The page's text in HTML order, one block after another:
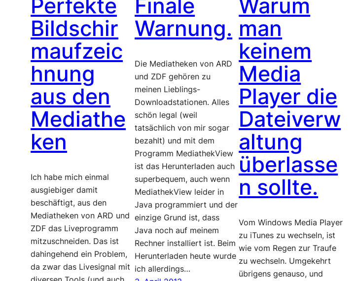
Perfekte
Bildschir
maufzeic
hnung
aus den
Mediathe
ken
Ich habe mich einmal
ausgiebiger damit
beschäftigt, aus den
Mediatheken von ARD und
ZDF das Liveprogramm
mitzuschneiden. Das ist
dahingehend ein Problem,
da zwar das Livesignal mit
Finale
Warnung.
Die Mediatheken von ARD
und ZDF gehören zu
meinen Lieblings-
Downloadstationen. Alles
schön legal (weil
tatsächlich von mir sogar
bezahlt) und mit dem
Programm MediathekView
ist das Herunterladen auch
superbequem, auch wenn
MediathekView leider in
Java programmiert und der
einzige Grund ist, dass
Java noch auf meinem
Rechner installiert ist. Beim
Herunterladen heute wurde
ich allerdings…
Warum
man
keinem
Media
Player die
Dateiverw
altung
überlasse
n sollte.
Vom Windows Media Player
zu iTunes zu wechseln, ist
wie vom Regen zur Traufe
zu wechseln. Umgekehrt
übrigens genauso, und